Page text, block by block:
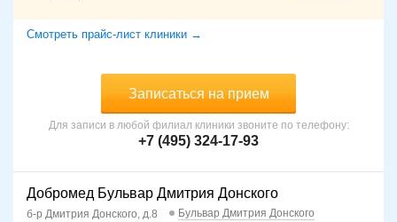
Смотреть прайс-лист клиники →
Записаться на прием
Для записи в любой филиал клиники звоните по телефону:
+7 (495) 324-17-93
Добромед Бульвар Дмитрия Донского
б-р Дмитрия Донского, д.8
Бульвар Дмитрия Донского